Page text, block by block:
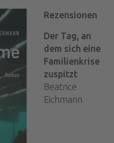
Rezensionen
Der Tag, an
dem sich eine
Familienkrise
zuspitzt
Beatrice
Eichmann